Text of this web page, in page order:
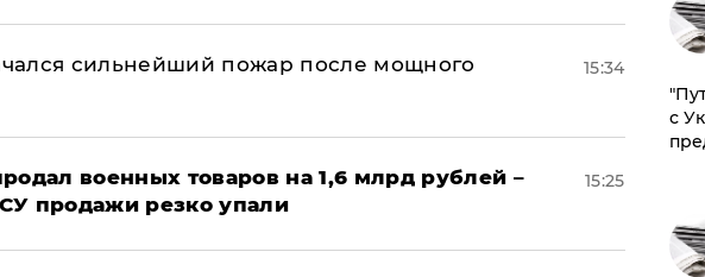
сильнейший пожар после мощного
15:34
военных товаров на 1,6 млрд рублей –
продажи резко упали
15:25
с